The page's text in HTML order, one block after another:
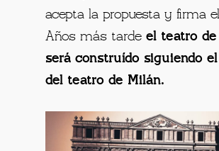
acepta la propuesta y firma
Años más tardeel teatro de
será construído siguiendo
del teatro de Milán.